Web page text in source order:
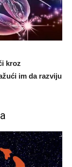
kroz
im da razviju